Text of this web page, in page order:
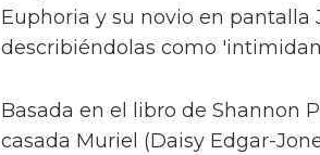
Euphoria y su novio en pantalla
describiéndolas como
Basada en el libro de Shannon
casada Muriel (Daisy Edgar-